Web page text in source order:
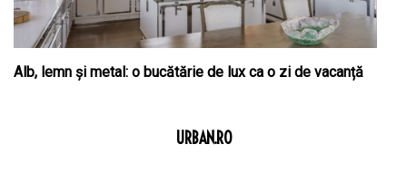
Alb, lemn și metal: o bucătărie de lux ca o zi de vacanță
URBAN.RO